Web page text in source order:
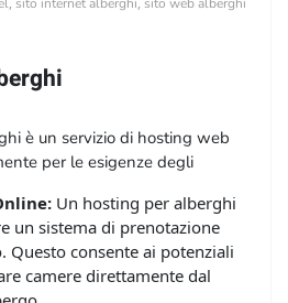
è un servizio di hosting web
per le esigenze degli
offrono funzionalità e risorse
gli alberghi a creare e gestire
online.
Un hosting per alberghi
un sistema di prenotazione
Questo consente ai potenziali
camere direttamente dal